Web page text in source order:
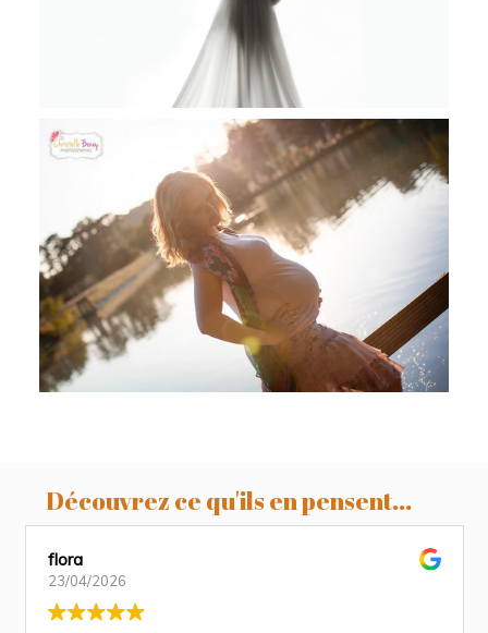
Nawel et sa jolie famille, séance
grossesse studio et extérieur, Revel,
Castres, Toulouse
Découvrez ce qu'ils en pensent...
flora
23/04/2026